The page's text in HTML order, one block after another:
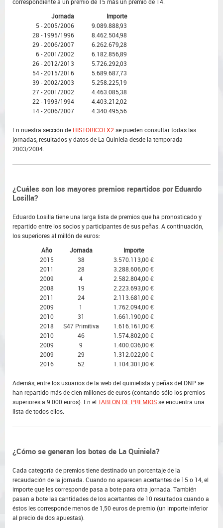
correspondiente a un premio de 15 más un premio de 14.
Jornada
Importe
5 - 2005/2006
9.089.888,93
28 - 1995/1996
8.462.504,98
29 - 2006/2007
6.262.679,28
6 - 2001/2002
6.182.856,89
26 - 2012/2013
5.726.292,03
54 - 2015/2016
5.689.687,73
39 - 2002/2003
5.258.225,19
27 - 2001/2002
4.463.085,38
22 - 1993/1994
4.403.212,02
14 - 2006/2007
4.340.495,56
En nuestra sección de HISTORICO1X2 se pueden consultar todas las
jornadas, resultados y datos de La Quiniela desde la temporada
2003/2004.
¿Cuáles son los mayores premios repartidos por Eduardo
Losilla?
Eduardo Losilla tiene una larga lista de premios que ha pronosticado y
repartido entre los socios y participantes de sus peñas. A continuación,
los superiores al millón de euros:
Año Jornada
Importe
2015
38
3.570.113,00 €
2011
28
3.288.606,00 €
2009
4
2.582.804,00 €
2008
19
2.223.693,00 €
2011
24
2.113.681,00 €
2009
1
1.762.094,00 €
2010
31
1.661.190,00 €
2018
S47 Primitiva
1.616.161,00 €
2010
46
1.574.802,00 €
2009
9
1.400.036,00 €
2009
29
1.312.022,00 €
2016
52 1.104.301,00 €
Además, entre los usuarios de la web del quinielista y peñas del DNP se
han repartido más de cien millones de euros (contando sólo los premios
superiores a 9.000 euros). En el TABLON DE PREMIOS se encuentra una
lista de todos ellos.
¿Cómo se generan los botes de La Quiniela?
Cada categoría de premios tiene destinado un porcentaje de la
recaudación de la jornada. Cuando no aparecen acertantes de 15 o 14, el
importe que les corresponde pasa a bote para otra jornada. También
pasan a bote las cantidades de los acertantes de 10 resultados cuando a
éstos les corresponde menos de 1,50 euros de premio (un importe inferior
al precio de dos apuestas).